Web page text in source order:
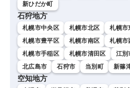
新ひだか町
石狩地方
札幌市中央区 札幌市北区 札幌市
札幌市豊平区
札幌市南区 札幌市
札幌市手稲区
札幌市清田区 江別
北広島市
石狩市 当別町 新篠
空知地方